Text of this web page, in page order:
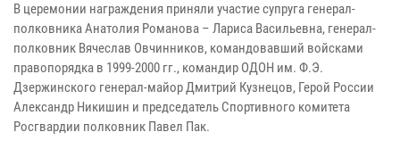
В церемонии награждения приняли участие супруга генерал-
полковника Анатолия Романова – Лариса Васильевна, генерал-
полковник Вячеслав Овчинников, командовавший войсками
правопорядка в 1999-2000 гг., командир ОДОН им. Ф.Э.
Дзержинского генерал-майор Дмитрий Кузнецов, Герой России
Александр Никишин и председатель Спортивного комитета
Росгвардии полковник Павел Пак.